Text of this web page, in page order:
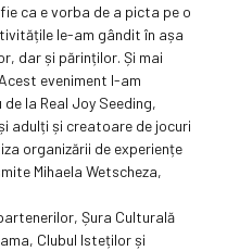
ca e vorba de a picta pe o
le-am gândit în așa
dar și părinților. Și mai
eveniment l-am
la Real Joy Seeding,
adulți și creatoare de jocuri
organizării de experiențe
Mihaela Wetscheza,
Șura Culturală
Clubul Isteților și